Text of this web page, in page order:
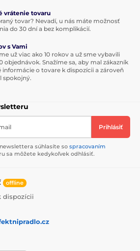
vrátenie tovaru
tovar? Nevadí, u nás máte možnosť
do 30 dní a bez komplikácií.
s Vami
už viac ako 10 rokov a už sme vybavili
objednávok. Snažíme sa, aby mal zákazník
o tovare k dispozícii a zároveň
spokojný.
Prihlásiť
súhlasíte so spracovaním
sa môžete kedykoľvek odhlásiť.
offline
dispozícii